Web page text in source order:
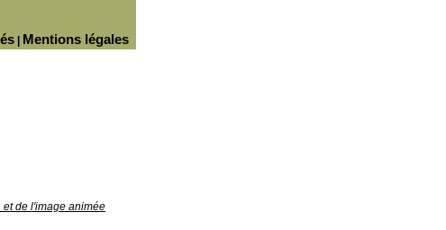
Mentions légales
de l'image animée